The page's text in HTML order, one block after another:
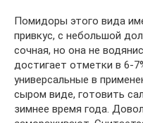
Помидоры этого вида
привкус, с небольшой
сочная, но она не
достигает отметки в 6-
универсальные в
сыром виде, готовить
зимнее время года.